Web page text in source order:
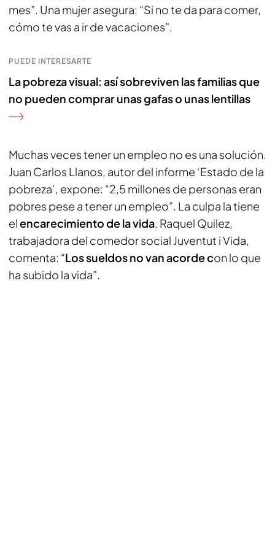
mes”. Una mujer asegura: “Si no te da para comer,
cómo te vas a ir de vacaciones”.
PUEDE INTERESARTE
La pobreza visual: así sobreviven las familias que
no pueden comprar unas gafas o unas lentillas
Muchas veces tener un empleo no es una solución.
Juan Carlos Llanos, autor del informe ‘Estado de la
pobreza’, expone: “2,5 millones de personas eran
pobres pese a tener un empleo”. La culpa la tiene
elencarecimiento de la vida. Raquel Quilez,
trabajadora del comedor social Juventut i Vida,
comenta: “Los sueldos no van acorde con lo que
ha subido la vida”.